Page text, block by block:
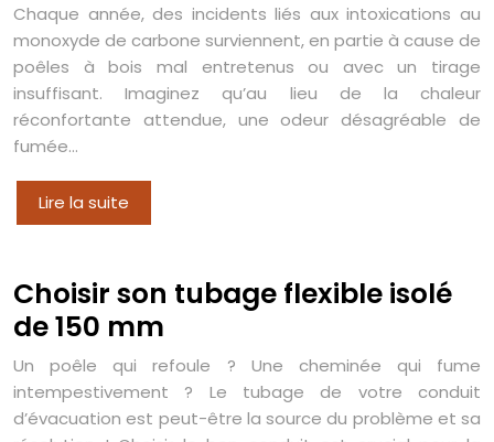
Chaque année, des incidents liés aux intoxications au
monoxyde de carbone surviennent, en partie à cause de
poêles à bois mal entretenus ou avec un tirage
insuffisant. Imaginez qu’au lieu de la chaleur
réconfortante attendue, une odeur désagréable de
fumée…
Lire la suite
Choisir son tubage flexible isolé
de 150 mm
Un poêle qui refoule ? Une cheminée qui fume
intempestivement ? Le tubage de votre conduit
d’évacuation est peut-être la source du problème et sa